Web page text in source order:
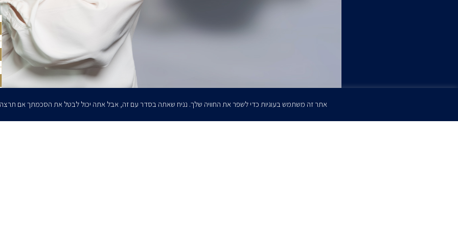
אתר זה משתמש בעוגיות כדי לשפר את החוויה שלך. נניח שאתה בסדר עם זה, אבל אתה יכול לבטל את הסכמתך אם